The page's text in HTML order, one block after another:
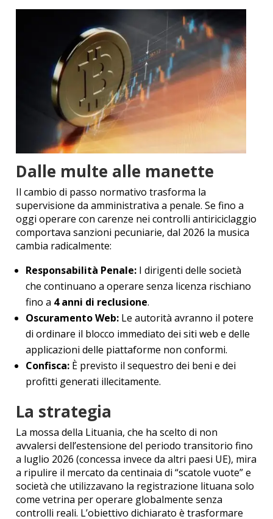
Dalle multe alle manette
Il cambio di passo normativo trasforma la
supervisione da amministrativa a penale. Se fino a
oggi operare con carenze nei controlli antiriciclaggio
comportava sanzioni pecuniarie, dal 2026 la musica
cambia radicalmente:
Responsabilità Penale: I dirigenti delle società
che continuano a operare senza licenza rischiano
fino a 4 anni di reclusione.
Oscuramento Web: Le autorità avranno il potere
di ordinare il blocco immediato dei siti web e delle
applicazioni delle piattaforme non conformi.
Confisca: È previsto il sequestro dei beni e dei
profitti generati illecitamente.
La strategia
La mossa della Lituania, che ha scelto di non
avvalersi dell’estensione del periodo transitorio fino
a luglio 2026 (concessa invece da altri paesi UE), mira
a ripulire il mercato da centinaia di “scatole vuote” e
società che utilizzavano la registrazione lituana solo
come vetrina per operare globalmente senza
controlli reali. L’obiettivo dichiarato è trasformare